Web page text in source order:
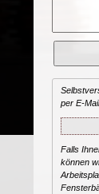
per E-
Falls
können